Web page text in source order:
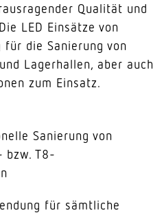
Qualität und
LED Einsätze von
für die Sanierung von
Lagerhallen, aber auch
zum Einsatz.
Sanierung von
bzw. T8-
für sämtliche